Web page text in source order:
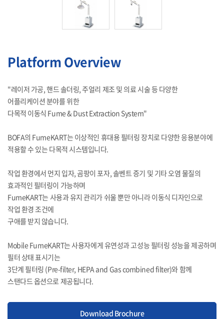
Platform Overview
"레이저 가공, 핸드 솔더링, 주얼리 제조 및 의료 시술 등 다양한
어플리케이션 분야를 위한
다목적 이동식 Fume & Dust Extraction System"
BOFA의 FumeKART는 이상적인 휴대용 필터링 장치로 다양한 응용분야에
적용할 수 있는 다목적 시스템입니다.
작업 환경에서 먼지 입자, 곰팡이 포자, 솔벤트 증기 및 기타 오염 물질의
효과적인 필터링이 가능하며
FumeKART는 사용과 유지 관리가 쉬울 뿐만 아니라 이동식 디자인으로
작업 환경 조건에
구애를 받지 않습니다.
Mobile FumeKART는 사용자에게 유연성과 고성능 필터링 성능을 제공하며
필터 상태 표시기는
3단계 필터링 (Pre-filter, HEPA and Gas combined filter)와 함께
스탠다드 옵션으로 제공됩니다.
Download Brochure